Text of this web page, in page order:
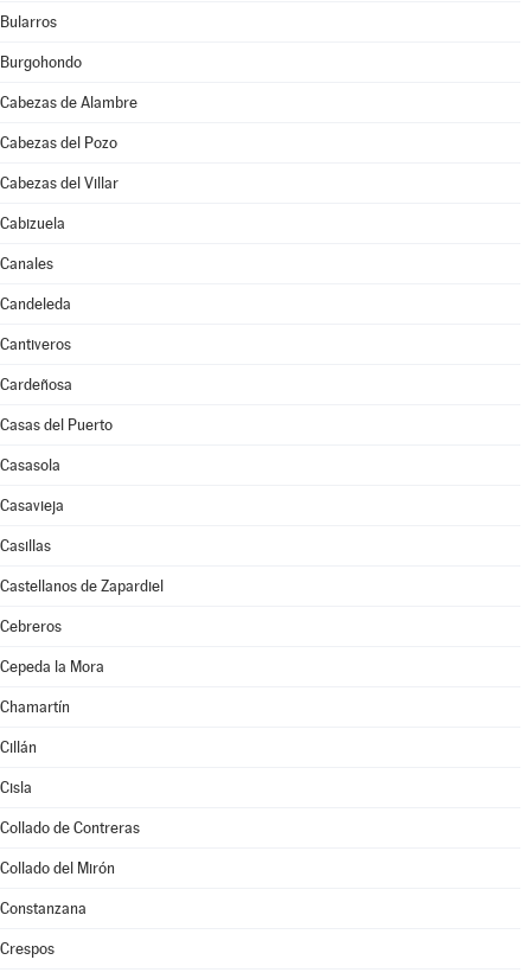
Bularros
Burgohondo
Cabezas de Alambre
Cabezas del Pozo
Cabezas del Villar
Cabizuela
Canales
Candeleda
Cantiveros
Cardeñosa
Casas del Puerto
Casasola
Casavieja
Casillas
Castellanos de Zapardiel
Cebreros
Cepeda la Mora
Chamartín
Cillán
Cisla
Collado de Contreras
Collado del Mirón
Constanzana
Crespos